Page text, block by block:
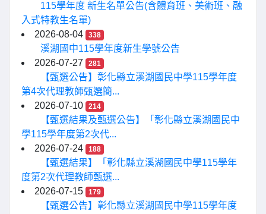
115學年度 新生名單公告(含體育班、美術班、融
入式特教生名單)
2026-08-04
338
溪湖國中115學年度新生學號公告
2026-07-27
281
【甄選公告】彰化縣立溪湖國民中學115學年度
第4次代理教師甄選簡...
2026-07-10
214
【甄選結果及甄選公告】「彰化縣立溪湖國民中
學115學年度第2次代...
2026-07-24
188
【甄選結果】「彰化縣立溪湖國民中學115學年
度第2次代理教師甄選...
2026-07-15
179
【甄選公告】彰化縣立溪湖國民中學115學年度